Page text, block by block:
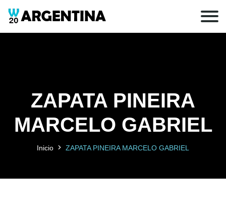
ZAPATA PINEIRA
MARCELO GABRIEL
Inicio ZAPATA PINEIRA MARCELO GABRIEL